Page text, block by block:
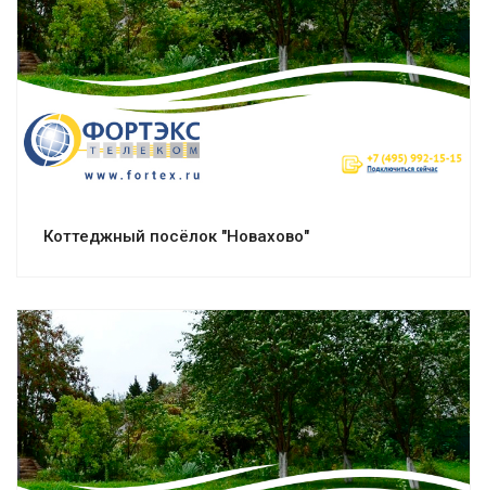
Смотреть проект
Коттеджный посёлок "Новахово"
Смотреть проект